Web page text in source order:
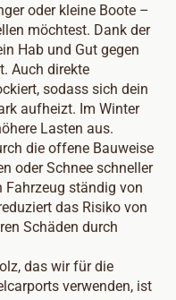
oder kleine Boote –
möchtest. Dank der
Hab und Gut gegen
Auch direkte
sodass sich dein
aufheizt. Im Winter
Lasten aus.
die offene Bauweise
oder Schnee schneller
ständig von
das Risiko von
Schäden durch
das wir für die
verwenden, ist